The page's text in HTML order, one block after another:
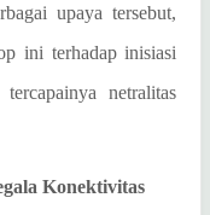
upaya tersebut,
ini terhadap inisiasi
netralitas
Konektivitas